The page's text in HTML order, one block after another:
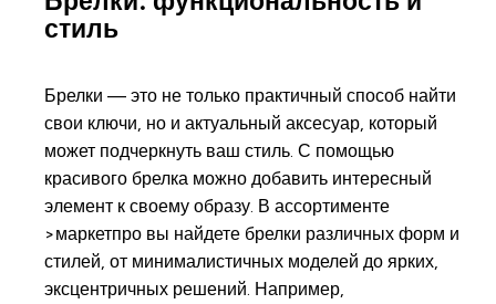
стиль
Брелки — это не только практичный способ найти
свои ключи, но и актуальный аксесуар, который
может подчеркнуть ваш стиль. С помощью
красивого брелка можно добавить интересный
элемент к своему образу. В ассортименте
>маркетпро вы найдете брелки различных форм и
стилей, от минималистичных моделей до ярких,
эксцентричных решений. Например,